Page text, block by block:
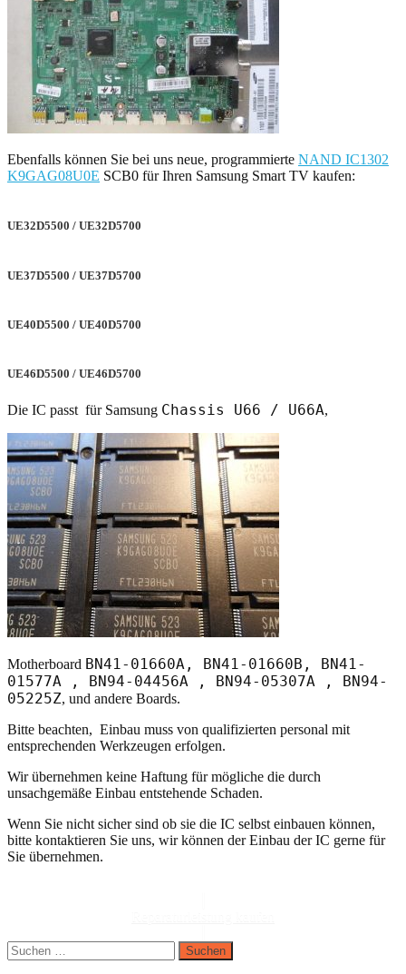
Ebenfalls können Sie bei uns neue, programmierte NAND IC1302
K9GAG08U0E SCB0 für Ihren Samsung Smart TV kaufen:
UE32D5500 / UE32D5700
UE37D5500 / UE37D5700
UE40D5500 / UE40D5700
UE46D5500 / UE46D5700
Die IC passt für Samsung Chassis U66 / U66A,
Motherboard BN41-01660A, BN41-01660B, BN41-
01577A , BN94-04456A , BN94-05307A , BN94-
05225Z, und andere Boards.
Bitte beachten, Einbau muss von qualifizierten personal mit
entsprechenden Werkzeugen erfolgen.
Wir übernehmen keine Haftung für mögliche die durch
unsachgemäße Einbau entstehende Schaden.
Wenn Sie nicht sicher sind ob sie die IC selbst einbauen können,
bitte kontaktieren Sie uns, wir können der Einbau der IC gerne für
Sie übernehmen.
Suchen
nach: